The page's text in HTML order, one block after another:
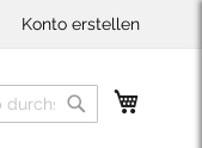
Konto erstellen